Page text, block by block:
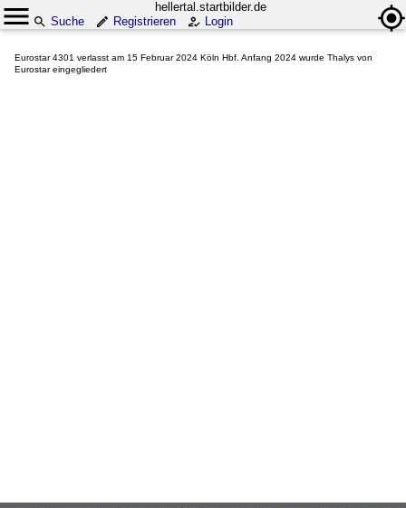
hellertal.startbilder.de
Suche
Registrieren Login
Eurostar 4301 verlasst am 15 Februar 2024 Köln Hbf. Anfang 2024 wurde Thalys von
Eurostar eingegliedert